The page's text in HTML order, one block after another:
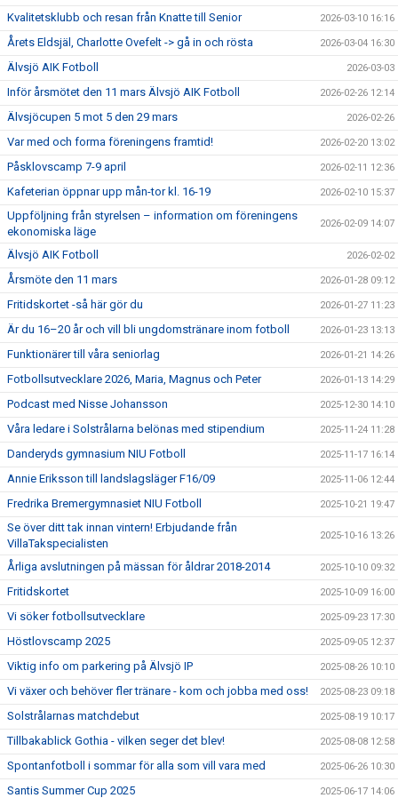
Kvalitetsklubb och resan från Knatte till Senior 2026-03-10 16:16
Årets Eldsjäl, Charlotte Ovefelt -> gå in och rösta 2026-03-04 16:30
Älvsjö AIK Fotboll 2026-03-03
Inför årsmötet den 11 mars Älvsjö AIK Fotboll 2026-02-26 12:14
Älvsjöcupen 5 mot 5 den 29 mars 2026-02-26
Var med och forma föreningens framtid! 2026-02-20 13:02
Påsklovscamp 7-9 april 2026-02-11 12:36
Kafeterian öppnar upp mån-tor kl. 16-19 2026-02-10 15:37
Uppföljning från styrelsen – information om föreningens
ekonomiska läge
2026-02-09 14:07
Älvsjö AIK Fotboll 2026-02-02
Årsmöte den 11 mars 2026-01-28 09:12
Fritidskortet -så här gör du 2026-01-27 11:23
Är du 16–20 år och vill bli ungdomstränare inom fotboll 2026-01-23 13:13
Funktionärer till våra seniorlag 2026-01-21 14:26
Fotbollsutvecklare 2026, Maria, Magnus och Peter 2026-01-13 14:29
Podcast med Nisse Johansson 2025-12-30 14:10
Våra ledare i Solstrålarna belönas med stipendium 2025-11-24 11:28
Danderyds gymnasium NIU Fotboll 2025-11-17 16:14
Annie Eriksson till landslagsläger F16/09 2025-11-06 12:44
Fredrika Bremergymnasiet NIU Fotboll 2025-10-21 19:47
Se över ditt tak innan vintern! Erbjudande från
VillaTakspecialisten
2025-10-16 13:26
Årliga avslutningen på mässan för åldrar 2018-2014 2025-10-10 09:32
Fritidskortet 2025-10-09 16:00
Vi söker fotbollsutvecklare 2025-09-23 17:30
Höstlovscamp 2025 2025-09-05 12:37
Viktig info om parkering på Älvsjö IP 2025-08-26 10:10
Vi växer och behöver fler tränare - kom och jobba med oss! 2025-08-23 09:18
Solstrålarnas matchdebut 2025-08-19 10:17
Tillbakablick Gothia - vilken seger det blev! 2025-08-08 12:58
Spontanfotboll i sommar för alla som vill vara med 2025-06-26 10:30
Santis Summer Cup 2025 2025-06-17 14:06